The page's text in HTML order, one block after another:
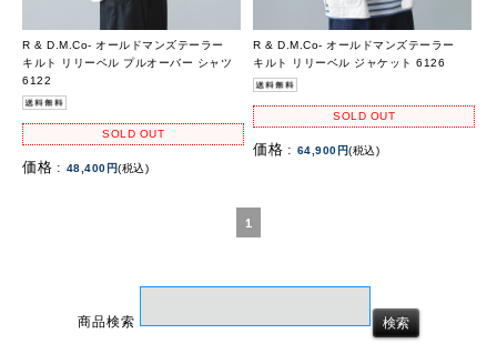
R & D.M.Co- オールドマンズテーラー
キルト リリーベル プルオーバー シャツ
6122
SOLD OUT
価格 : 48,400円(税込)
R & D.M.Co- オールドマンズテーラー
キルト リリーベル ジャケット 6126
SOLD OUT
価格 : 64,900円(税込)
1
商品検索